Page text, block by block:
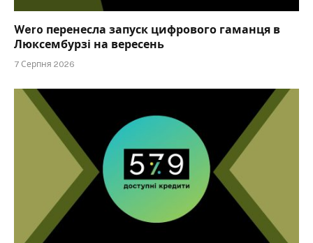
Wero перенесла запуск цифрового гаманця в
Люксембурзі на вересень
7 Серпня 2026